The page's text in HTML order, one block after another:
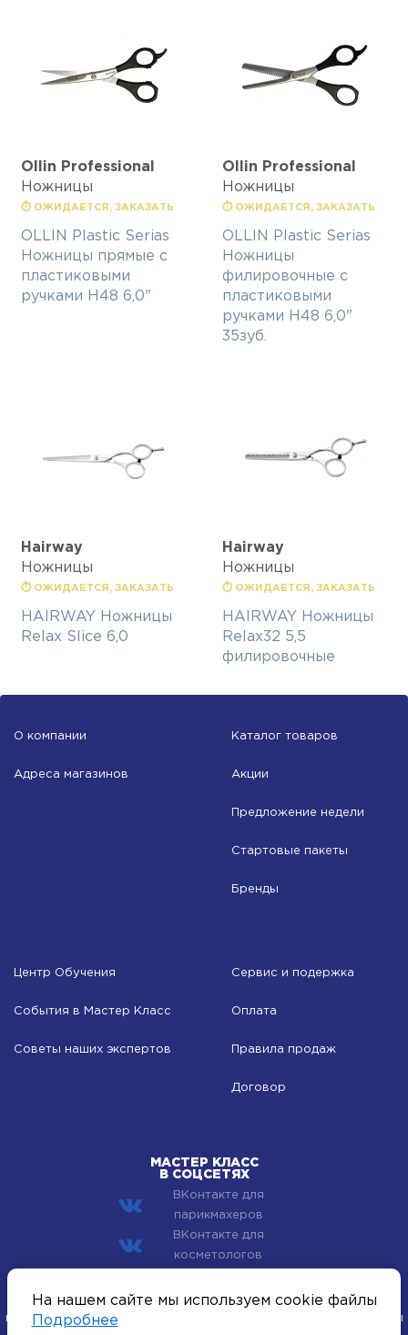
Ollin Professional
Ножницы
⏱ ОЖИДАЕТСЯ, ЗАКАЗАТЬ
OLLIN Plastic Serias
Ножницы прямые с
пластиковыми
ручками H48 6,0"
Ollin Professional
Ножницы
⏱ ОЖИДАЕТСЯ, ЗАКАЗАТЬ
OLLIN Plastic Serias
Ножницы
филировочные с
пластиковыми
ручками H48 6,0"
35зуб.
Hairway
Ножницы
⏱ ОЖИДАЕТСЯ, ЗАКАЗАТЬ
HAIRWAY Ножницы
Relax Slice 6,0
Hairway
Ножницы
⏱ ОЖИДАЕТСЯ, ЗАКАЗАТЬ
HAIRWAY Ножницы
Relax32 5,5
филировочные
О компании
Адреса магазинов
Каталог товаров
Акции
Предложение недели
Стартовые пакеты
Бренды
Центр Обучения
События в Мастер Класс
Советы наших экспертов
Сервис и подержка
Оплата
Правила продаж
Договор
МАСТЕР КЛАСС
В СОЦСЕТЯХ
ВКонтакте для
парикмахеров
ВКонтакте для
косметологов
© 2002–2026 Компания Мастер Класс - профессиональная
косметика для лица, тела и волос. Все хиты индустрии красоты
На нашем сайте мы используем cookie файлы
Подробнее